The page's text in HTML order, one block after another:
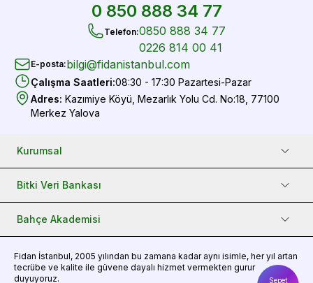
Sepet
0 850 888 34 77
Telefon:0850 888 34 77
0226 814 00 41
E-posta:bilgi@fidanistanbul.com
Çalışma Saatleri:08:30 - 17:30 Pazartesi-Pazar
Adres: Kazımiye Köyü, Mezarlık Yolu Cd. No:18, 77100
Merkez Yalova
Kurumsal
Bitki Veri Bankası
Bahçe Akademisi
Fidan İstanbul, 2005 yılından bu zamana kadar aynı isimle, her yıl artan
tecrübe ve kalite ile güvene dayalı hizmet vermekten gurur
duyuyoruz.